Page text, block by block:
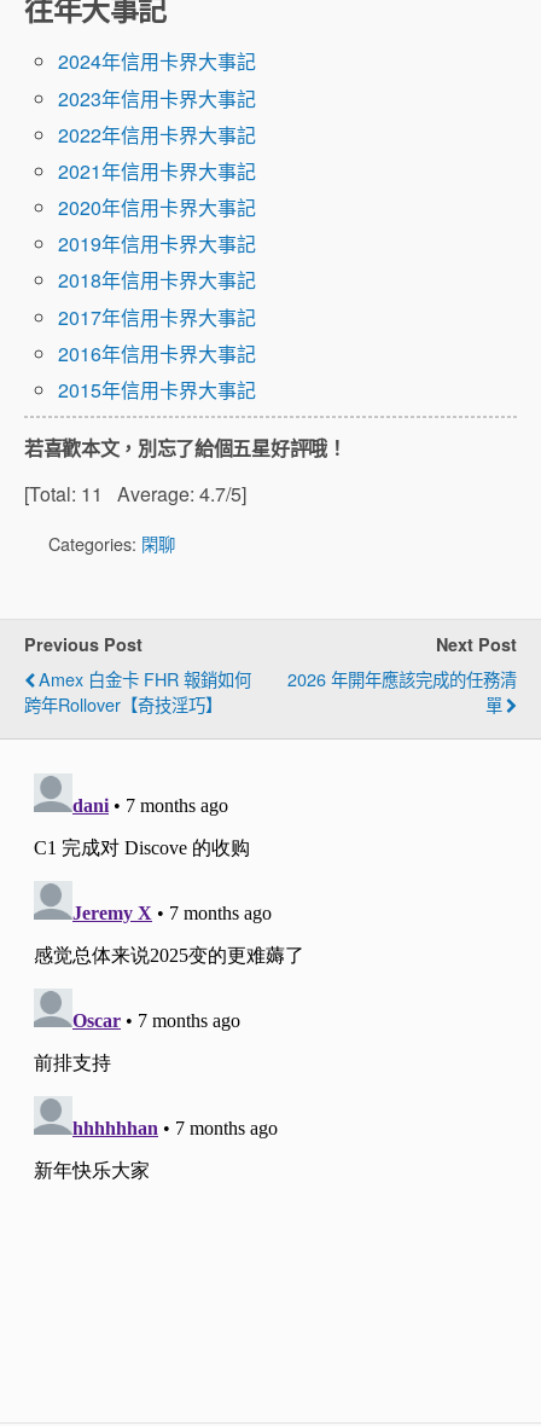
往年大事記
2024年信用卡界大事記
2023年信用卡界大事記
2022年信用卡界大事記
2021年信用卡界大事記
2020年信用卡界大事記
2019年信用卡界大事記
2018年信用卡界大事記
2017年信用卡界大事記
2016年信用卡界大事記
2015年信用卡界大事記
若喜歡本文，別忘了給個五星好評哦！
[Total: 11 Average: 4.7/5]
Categories: 閑聊
Previous Post
Amex 白金卡 FHR 報銷如何
跨年Rollover【奇技淫巧】
Next Post
2026 年開年應該完成的任務清
單